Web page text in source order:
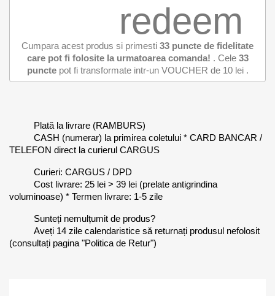
redeem
Cumpara acest produs si primesti 33 puncte de fidelitate
care pot fi folosite la urmatoarea comanda! . Cele 33
punctepot fi transformate intr-un VOUCHER de 10 lei.
Plată la livrare (RAMBURS)
CASH (numerar) la primirea coletului * CARD BANCAR /
TELEFON direct la curierul CARGUS
Curieri: CARGUS / DPD
Cost livrare: 25 lei > 39 lei (prelate antigrindina
voluminoase) * Termen livrare: 1-5 zile
Sunteți nemulțumit de produs?
Aveți 14 zile calendaristice să returnați produsul nefolosit
(consultați pagina "Politica de Retur")